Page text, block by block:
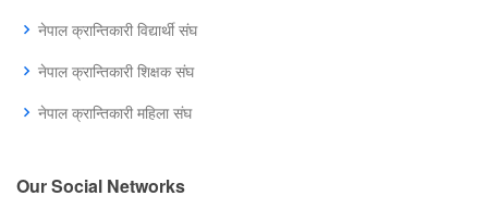
नेपाल क्रान्तिकारी विद्यार्थी संघ
नेपाल क्रान्तिकारी शिक्षक संघ
नेपाल क्रान्तिकारी महिला संघ
Our Social Networks